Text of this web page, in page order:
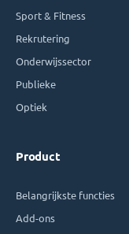
Sport & Fitness
Rekrutering
Onderwijssector
Publieke
Optiek
Product
Belangrijkste functies
Add-ons